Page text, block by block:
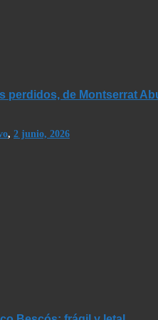
perdidos, de Montserrat
, 2 junio, 2026